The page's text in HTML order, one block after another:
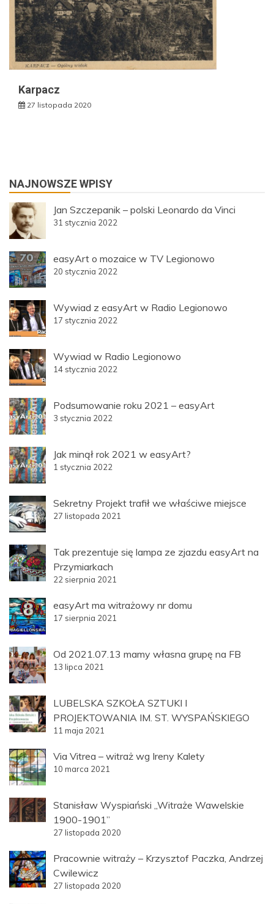
Karpacz
27 listopada 2020
NAJNOWSZE WPISY
Jan Szczepanik – polski Leonardo da Vinci
31 stycznia 2022
easyArt o mozaice w TV Legionowo
20 stycznia 2022
Wywiad z easyArt w Radio Legionowo
17 stycznia 2022
Wywiad w Radio Legionowo
14 stycznia 2022
Podsumowanie roku 2021 – easyArt
3 stycznia 2022
Jak minął rok 2021 w easyArt?
1 stycznia 2022
Sekretny Projekt trafił we właściwe miejsce
27 listopada 2021
Tak prezentuje się lampa ze zjazdu easyArt na
Przymiarkach
22 sierpnia 2021
easyArt ma witrażowy nr domu
17 sierpnia 2021
Od 2021.07.13 mamy własna grupę na FB
13 lipca 2021
LUBELSKA SZKOŁA SZTUKI I
PROJEKTOWANIA IM. ST. WYSPAŃSKIEGO
11 maja 2021
Via Vitrea – witraż wg Ireny Kalety
10 marca 2021
Stanisław Wyspiański „Witraże Wawelskie
1900-1901”
27 listopada 2020
Pracownie witraży – Krzysztof Paczka, Andrzej
Cwilewicz
27 listopada 2020